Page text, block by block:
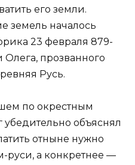
его земли.
земель началось
23 февраля 879-
Олега, прозванного
Русь.
по окрестным
объяснял
отныне нужно
руси, а конкретнее —